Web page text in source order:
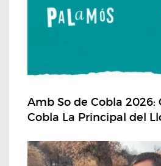
Amb So de Cobla
Cobla La Principal del